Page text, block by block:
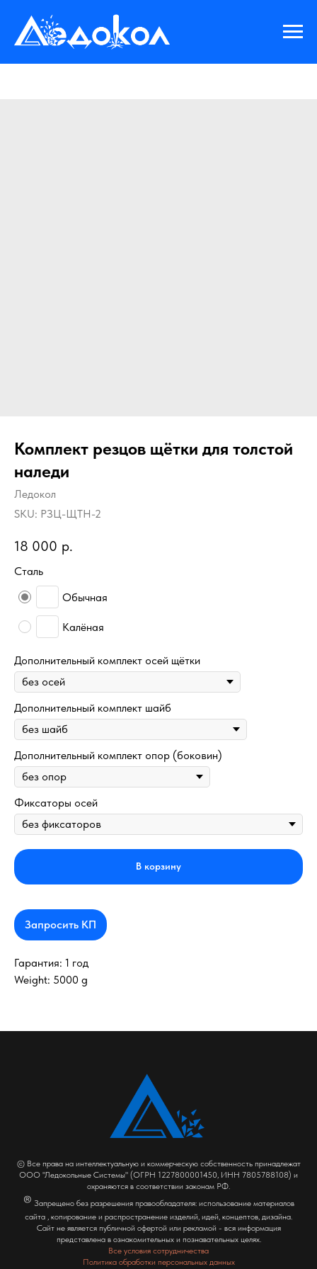
Комплект резцов щётки для толстой
наледи
Ледокол
SKU: РЗЦ-ЩТН-2
18 000 р.
Сталь
Обычная
Калёная
Дополнительный комплект осей щётки
Дополнительный комплект шайб
Дополнительный комплект опор (боковин)
Фиксаторы осей
В корзину
Запросить КП
Гарантия: 1 год
Weight: 5000 g
© Все права на интеллектуальную и коммерческую собственность принадлежат
ООО "Ледокольные Системы" (ОГРН 1227800001450, ИНН 7805788108) и
охраняются в соответствии законам РФ.
® Запрещено без разрешения правообладателя: использование материалов
сайта , копирование и распространение изделий, идей, концептов, дизайна.
Сайт не является публичной офертой или рекламой - вся информация
представлена в ознакомительных и познавательных целях.
Все условия сотрудничества
Политика обработки персональных данных